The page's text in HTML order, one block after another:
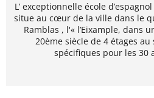
L’ exceptionnelle école
situe au cœur de la ville dans le
Ramblas , l'« l’Eixample, dans
20ème siècle de 4 étages
spécifiques pour les 30